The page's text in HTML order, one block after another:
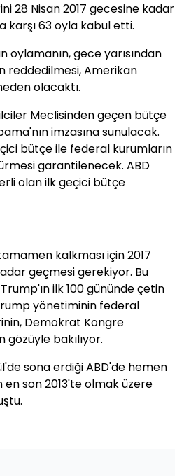
28 Nisan 2017 gecesine kadar
karşı 63 oyla kabul etti.
oylamanın, gece yarısından
reddedilmesi, Amerikan
olacaktı.
Meclisinden geçen bütçe
imzasına sunulacak.
bütçe ile federal kurumların
garantilenecek. ABD
olan ilk geçici bütçe
kalkması için 2017
geçmesi gerekiyor. Bu
ilk 100 gününde çetin
yönetiminin federal
Demokrat Kongre
bakılıyor.
sona erdiği ABD'de hemen
son 2013'te olmak üzere